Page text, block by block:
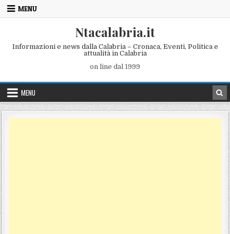
Skip to content
MENU
Ntacalabria.it
Informazioni e news dalla Calabria – Cronaca, Eventi, Politica e
attualità in Calabria
on line dal 1999
MENU